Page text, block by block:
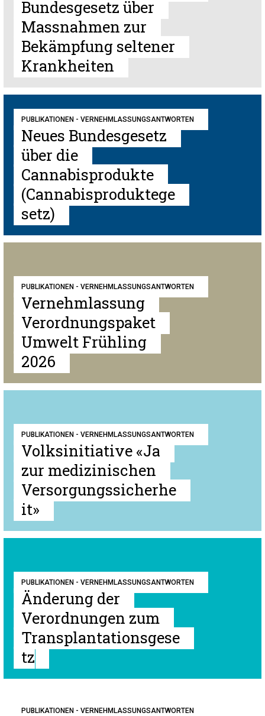
Bundesgesetz über
Massnahmen zur
Bekämpfung seltener
Krankheiten
PUBLIKATIONEN - VERNEHMLASSUNGSANTWORTEN
Neues Bundesgesetz
über die
Cannabisprodukte
(Cannabisproduktege
setz)
PUBLIKATIONEN - VERNEHMLASSUNGSANTWORTEN
Vernehmlassung
Verordnungspaket
Umwelt Frühling
2026
PUBLIKATIONEN - VERNEHMLASSUNGSANTWORTEN
Volksinitiative «Ja
zur medizinischen
Versorgungssicherhe
it»
PUBLIKATIONEN - VERNEHMLASSUNGSANTWORTEN
Änderung der
Verordnungen zum
Transplantationsgese
tz
PUBLIKATIONEN - VERNEHMLASSUNGSANTWORTEN